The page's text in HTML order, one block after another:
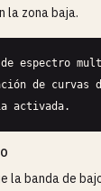
la zona baja.
espectro
de curvas
activada.
la banda de